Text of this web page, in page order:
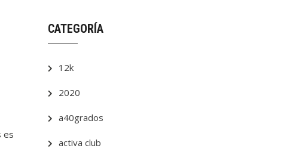
es
CATEGORÍA
12k
2020
a40grados
activa club